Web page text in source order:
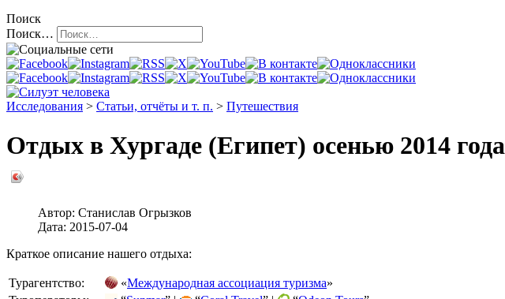
Поиск
Поиск…
Исследования > Статьи, отчёты и т. п. > Путешествия
Отдых в Хургаде (Египет) осенью 2014 года
Автор: Станислав Огрызков
Дата: 2015-07-04
Краткое описание нашего отдыха:
Турагентство: «Международная ассоциация туризма»